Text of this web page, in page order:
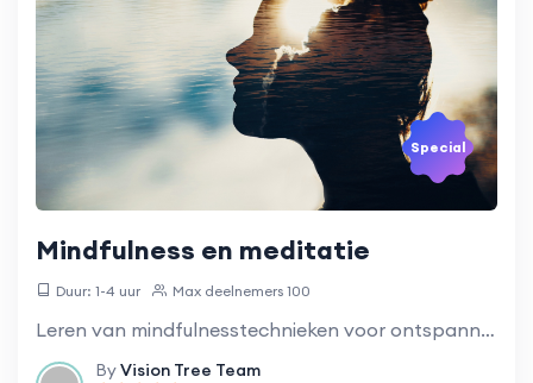
Special
Mindfulness en meditatie
Duur: 1-4 uur Max deelnemers 100
Leren van mindfulnesstechnieken voor ontspanning en focus.
ByVision Tree Team